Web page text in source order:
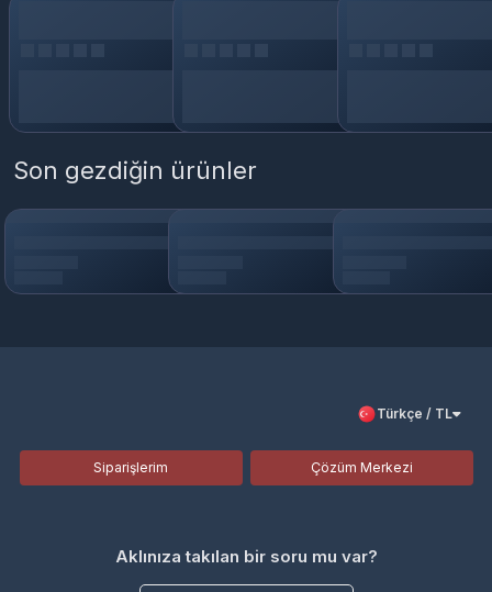
Son gezdiğin ürünler
Türkçe / TL
Siparişlerim Çözüm Merkezi
Aklınıza takılan bir soru mu var?